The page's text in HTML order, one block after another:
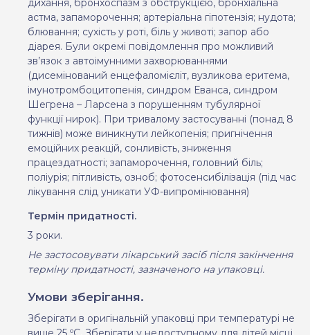
астма, запаморочення; артеріальна гіпотензія; нудота;
блювання; сухість у роті, біль у животі; запор або
діарея. Були окремі повідомлення про можливий
зв’язок з автоімунними захворюваннями
(дисемінований енцефаломієліт, вузликова еритема,
імунотромбоцитопенія, синдром Еванса, синдром
Шегрена – Ларсена з порушенням тубулярної
функції нирок). При тривалому застосуванні (понад 8
тижнів) може виникнути лейкопенія; пригнічення
емоційних реакцій, сонливість, зниження
працездатності; запаморочення, головний біль;
поліурія; пітливість, озноб; фотосенсибілізація (під час
лікування слід уникати УФ-випромінювання)
Термін придатності.
3 роки.
Не застосовувати лікарський засіб після закінчення
терміну придатності, зазначеного на упаковці.
Умови зберігання.
Зберігати в оригінальній упаковці при температурі не